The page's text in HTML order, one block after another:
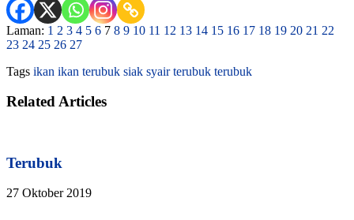
Laman: 1 2 3 4 5 6 7 8 9 10 11 12 13 14 15 16 17 18 19 20 21 22
23 24 25 26 27
Tags ikan ikan terubuk siak syair terubuk terubuk
Related Articles
Terubuk
27 Oktober 2019